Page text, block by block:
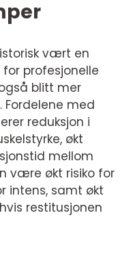
vært en
profesjonelle
blitt mer
med
reduksjon i
økt
mellom
være økt risiko for
intens, samt økt
restitusjonen